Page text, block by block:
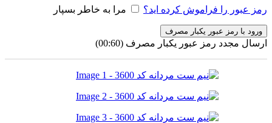
رمز عبور را فراموش کرده اید؟ مرا به خاطر بسپار
ورود با رمز عبور یکبار مصرف
ارسال مجدد رمز عبور یکبار مصرف (00:
60
)